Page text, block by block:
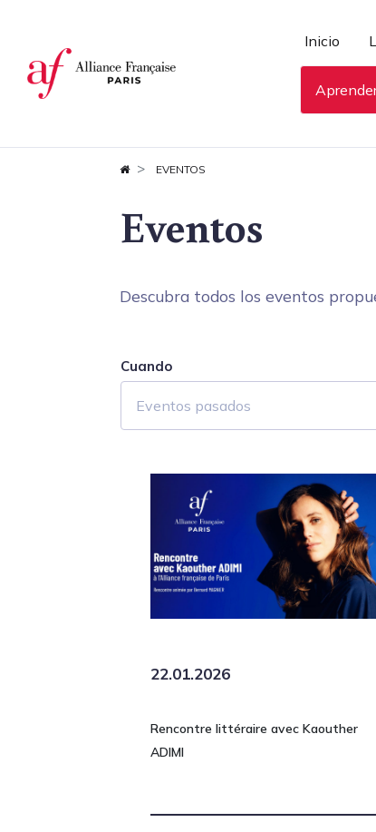
Inicio
EVENTOS
Eventos
Descubra todos los eventos
Cuando
Eventos pasados
22.01.2026
Rencontre littéraire avec Kaouther
ADIMI